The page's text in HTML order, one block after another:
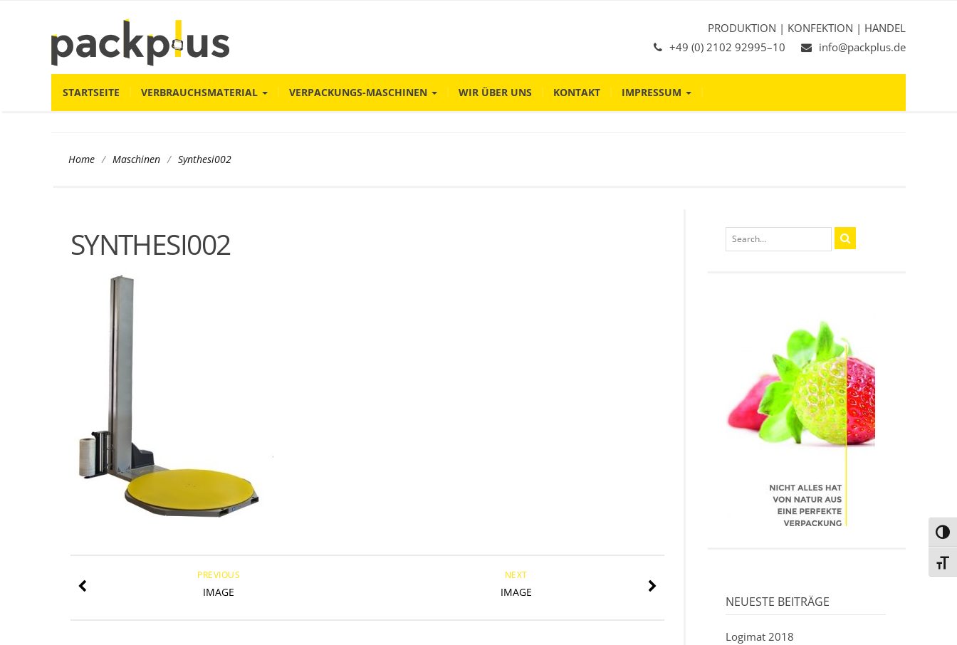
PRODUKTION | KONFEKTION | HANDEL
+49 (0) 2102 92995–10
info@packplus.de
STARTSEITE VERBRAUCHSMATERIAL VERPACKUNGS-MASCHINEN WIR ÜBER UNS KONTAKT IMPRESSUM
Home / Maschinen / Synthesi002
SYNTHESI002
NEXT
IMAGE
PREVIOUS
IMAGE
Search
NEUESTE BEITRÄGE
Logimat 2018